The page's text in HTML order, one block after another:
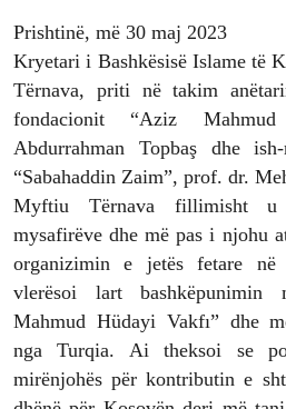
Prishtinë, më 30 maj 2023
Kryetari i Bashkësisë Islame të
Tërnava, priti në takim
fondacionit “Aziz
Abdurrahman Topbaş dhe
“Sabahaddin Zaim”, prof. dr.
Myftiu Tërnava fillimisht u
mysafirëve dhe më pas i njohu
organizimin e jetës fetare
vlerësoi lart bashkëpunimin
Mahmud Hüdayi Vakfı” dhe
nga Turqia. Ai theksoi se
mirënjohës për kontributin e